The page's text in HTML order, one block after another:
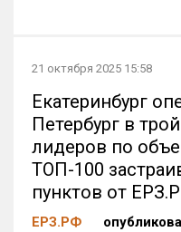
21 октября 2025 15:58
Екатеринбург
Петербург в
лидеров по
ТОП-100
пунктов от
ЕРЗ.РФ